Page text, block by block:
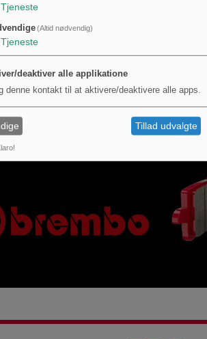
: 10 A
: No
Tjeneste
(Altid nødvendig)
Tjeneste
deaktiver alle applikatione
denne kontakt til at aktivere/deaktivere alle apps.
Tillad udvalgte